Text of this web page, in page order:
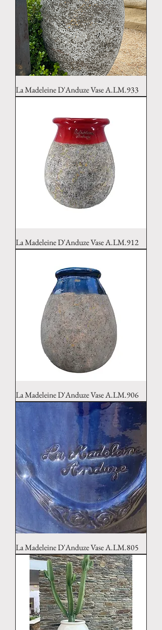
La Madeleine D'Anduze Vase A.LM.933
La Madeleine D'Anduze Vase A.LM.912
La Madeleine D'Anduze Vase A.LM.906
La Madeleine D'Anduze Vase A.LM.805